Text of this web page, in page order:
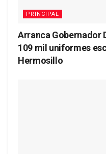
PRINCIPAL
Arranca Gobernador
109 mil uniformes
Hermosillo